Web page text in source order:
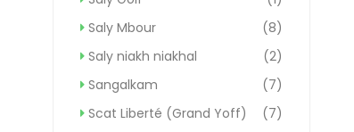
Saly Mbour
(8)
Saly niakh niakhal
(2)
Sangalkam
(7)
Scat Liberté (Grand Yoff)
(7)